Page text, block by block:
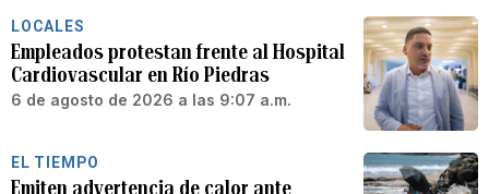
LOCALES
Empleados protestan frente al Hospital
Cardiovascular en Río Piedras
6 de agosto de 2026 a las 9:07 a.m.
EL TIEMPO
Emiten advertencia de calor ante